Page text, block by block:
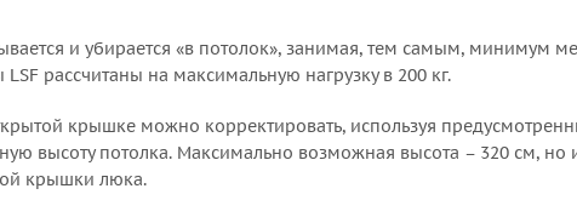
и убирается «в потолок», занимая, тем самым, минимум
рассчитаны на максимальную нагрузку в 200 кг.
крышке можно корректировать, используя
высоту потолка. Максимально возможная высота – 320 см, но и
крышки люка.